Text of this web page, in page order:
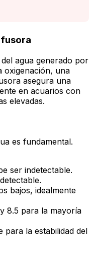
agua generado por
oxigenación, una
asegura una
en acuarios con
elevadas.
es fundamental.
ser indetectable.
bajos, idealmente
8.5 para la mayoría
para la estabilidad del